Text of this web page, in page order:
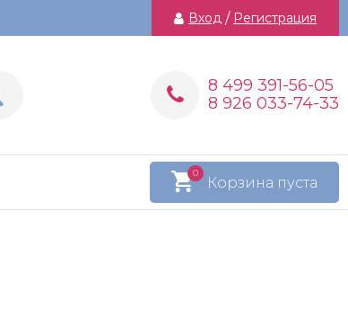
Вход / Регистрация
8 499 391-56-05
8 926 033-74-33
Корзина пуста
0